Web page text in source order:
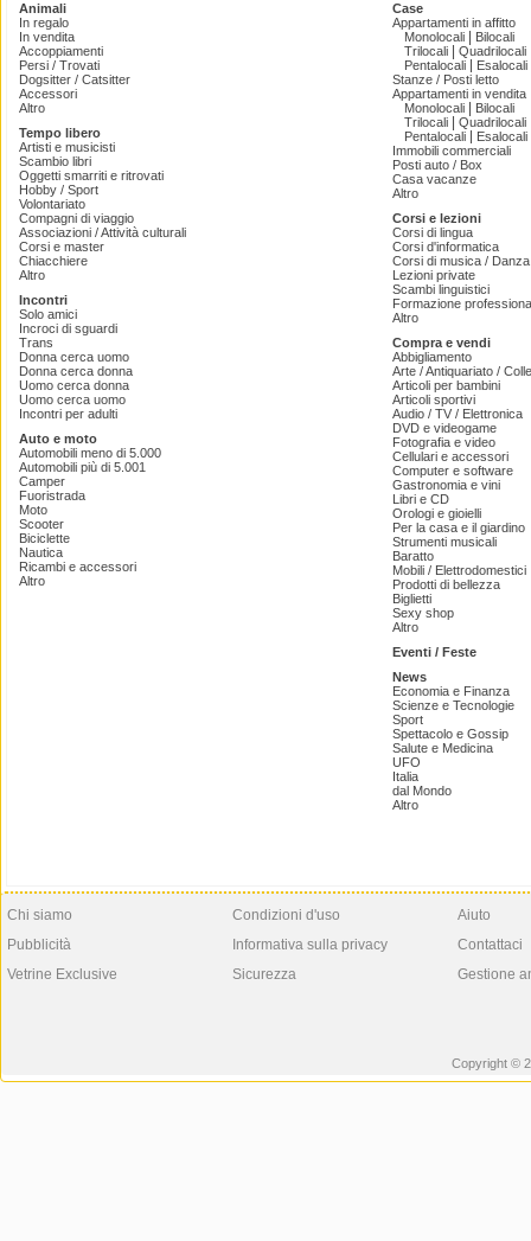
Animali
In regalo
In vendita
Accoppiamenti
Persi / Trovati
Dogsitter / Catsitter
Accessori
Altro
Tempo libero
Artisti e musicisti
Scambio libri
Oggetti smarriti e ritrovati
Hobby / Sport
Volontariato
Compagni di viaggio
Associazioni / Attività culturali
Corsi e master
Chiacchiere
Altro
Incontri
Solo amici
Incroci di sguardi
Trans
Donna cerca uomo
Donna cerca donna
Uomo cerca donna
Uomo cerca uomo
Incontri per adulti
Auto e moto
Automobili meno di 5.000
Automobili più di 5.001
Camper
Fuoristrada
Moto
Scooter
Biciclette
Nautica
Ricambi e accessori
Altro
Case
Appartamenti in affitto
Monolocali
Bilocali
Trilocali
Quadrilocali
Pentalocali
Esalocali
Stanze / Posti letto
Appartamenti in vendita
Monolocali
Bilocali
Trilocali
Quadrilocali
Pentalocali
Esalocali
Immobili commerciali
Posti auto / Box
Casa vacanze
Altro
Corsi e lezioni
Corsi di lingua
Corsi d'informatica
Corsi di musica /
Lezioni private
Scambi linguistici
Formazione
Altro
Compra e vendi
Abbigliamento
Arte / Antiquariato /
Articoli per bambini
Articoli sportivi
Audio / TV / Elettronica
DVD e videogame
Fotografia e video
Cellulari e accessori
Computer e software
Gastronomia e vini
Libri e CD
Orologi e gioielli
Per la casa e il giardino
Strumenti musicali
Baratto
Mobili / Elettrodomestici
Prodotti di bellezza
Biglietti
Sexy shop
Altro
Eventi / Feste
News
Economia e Finanza
Scienze e Tecnologie
Sport
Spettacolo e Gossip
Salute e Medicina
UFO
Italia
dal Mondo
Altro
Chi siamo
Pubblicità
Vetrine Exclusive
Condizioni d'uso
Informativa sulla privacy
Sicurezza
Aiuto
Contattaci
Gestione
Copyright ©